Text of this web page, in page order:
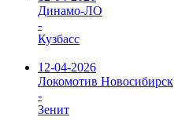
Динамо-ЛО
-
Кузбасс
12-04-2026
Локомотив Новосибирск
-
Зенит